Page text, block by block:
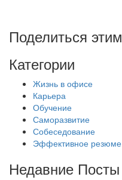
Поделиться этим
Категории
Жизнь в офисе
Карьера
Обучение
Саморазвитие
Собеседование
Эффективное резюме
Недавние Посты